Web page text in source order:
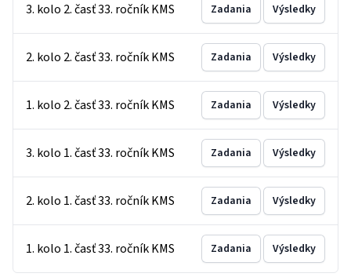
3. kolo 2. časť 33. ročník KMS Zadania Výsledky
2. kolo 2. časť 33. ročník KMS Zadania Výsledky
1. kolo 2. časť 33. ročník KMS Zadania Výsledky
3. kolo 1. časť 33. ročník KMS Zadania Výsledky
2. kolo 1. časť 33. ročník KMS Zadania Výsledky
1. kolo 1. časť 33. ročník KMS Zadania Výsledky